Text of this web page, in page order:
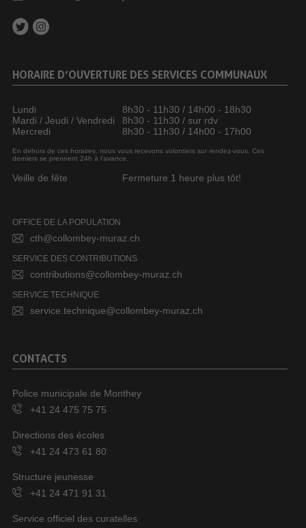
HORAIRE D’OUVERTURE DES SERVICES COMMUNAUX
Lundi
8h30 - 11h30 / 14h00 - 18h30
Mardi / Jeudi / Vendredi
8h30 - 11h30 / sur rdv
Mercredi
8h30 - 11h30 / 14h00 - 17h00
En dehors de ces horaires, nous vous recevons volontiers sur rendez-vous. Ces
derniers se prennent 24h à l’avance.
Veille de fête Fermeture 1 heure plus tôt!
OFFICE DE LA POPULATION
cth@collombey-muraz.ch
SERVICE DES CONTRIBUTIONS
contributions@collombey-muraz.ch
SERVICE TECHNIQUE
service.technique@collombey-muraz.ch
CONTACTS
Police municipale de Monthey
+41 24 475 75 75
Directions des écoles
+41 24 473 61 80
Structure jeunesse
+41 24 471 91 31
Service officiel des curatelles